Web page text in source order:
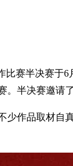
比赛半决赛于
。半决赛邀请
少作品取材自